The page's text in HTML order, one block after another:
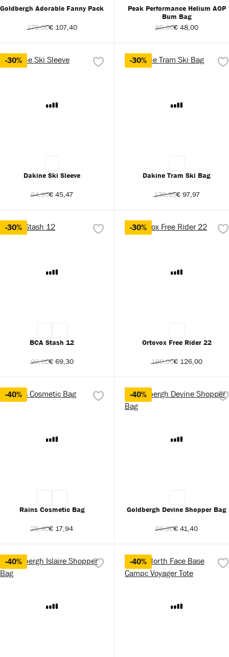
Goldbergh Adorable Fanny Pack
179,00€ 107,40
Peak Performance Helium AOP
Bum Bag
80,00€ 48,00
-30%
Dakine Ski Sleeve
64,95€ 45,47
-30%
Dakine Tram Ski Bag
139,95€ 97,97
-30%
BCA Stash 12
99,00€ 69,30
-30%
Ortovox Free Rider 22
180,00€ 126,00
-40%
Rains Cosmetic Bag
29,90€ 17,94
-40%
Goldbergh Devine Shopper Bag
69,00€ 41,40
-40% -40%